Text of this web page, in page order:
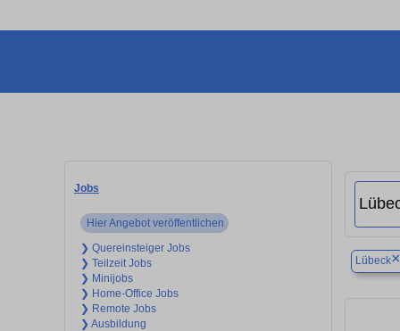
Jobs
Hier Angebot veröffentlichen
❯ Quereinsteiger Jobs
❯ Teilzeit Jobs
❯ Minijobs
❯ Home-Office Jobs
❯ Remote Jobs
❯ Ausbildung
Lübeck×